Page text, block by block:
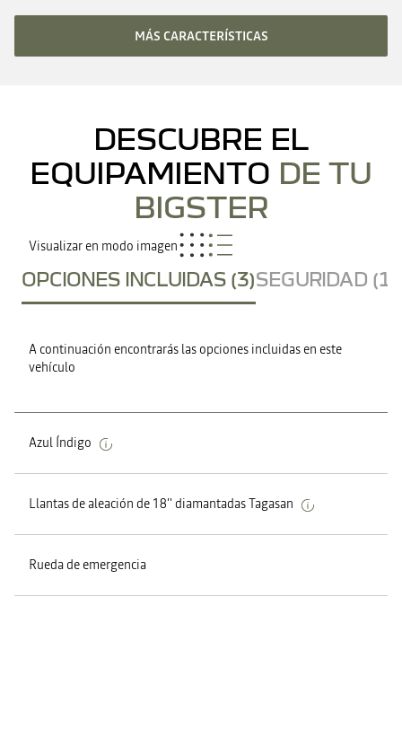
MÁS CARACTERÍSTICAS
DESCUBRE EL
EQUIPAMIENTO DE TU
BIGSTER
Visualizar en modo imagen
OPCIONES INCLUIDAS (3)SEGURIDAD
A continuación encontrarás las opciones incluidas en este
vehículo
Azul Índigo
Llantas de aleación de 18'' diamantadas Tagasan
Rueda de emergencia